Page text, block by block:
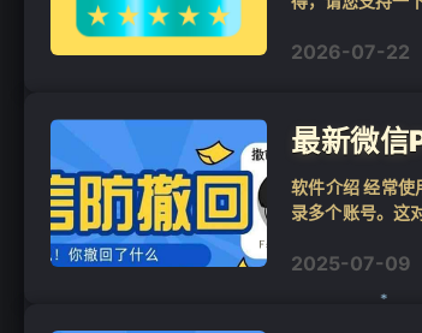
2026-07-22
最新微
软件介绍 经常使
录多个账号。这
2025-07-09